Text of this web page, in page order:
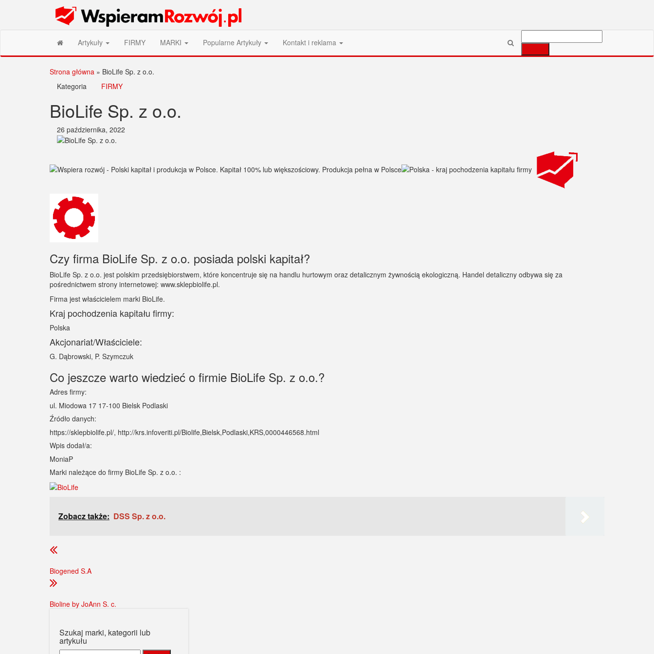
Wspieram Rozwój PL
Artykuły FIRMY MARKI Popularne Artykuły Kontakt i reklama
Strona główna » BioLife Sp. z o.o.
Kategoria
FIRMY
BioLife Sp. z o.o.
26 października, 2022
Czy firma BioLife Sp. z o.o. posiada polski kapitał?
BioLife Sp. z o.o. jest polskim przedsiębiorstwem, które koncentruje się na handlu hurtowym oraz detalicznym żywnością ekologiczną. Handel detaliczny odbywa się za
pośrednictwem strony internetowej: www.sklepbiolife.pl.
Firma jest właścicielem marki BioLife.
Kraj pochodzenia kapitału firmy:
Polska
Akcjonariat/Właściciele:
G. Dąbrowski, P. Szymczuk
Co jeszcze warto wiedzieć o firmie BioLife Sp. z o.o.?
Adres firmy:
ul. Miodowa 17 17-100 Bielsk Podlaski
Źródło danych:
https://sklepbiolife.pl/, http://krs.infoveriti.pl/Biolife,Bielsk,Podlaski,KRS,0000446568.html
Wpis dodał/a:
MoniaP
Marki należące do firmy BioLife Sp. z o.o. :
Zobacz także: DSS Sp. z o.o.
Biogened S.A
Bioline by JoAnn S. c.
Szukaj marki, kategorii lub
artykułu